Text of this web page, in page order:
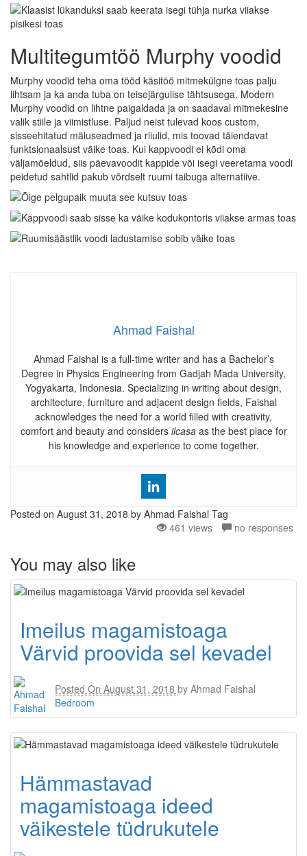
Multitegumtöö Murphy voodid
Murphy voodid teha oma tööd käsitöö mitmekülgne toas palju
lihtsam ja ka anda tuba on teisejärgulise tähtsusega. Modern
Murphy voodid on lihtne paigaldada ja on saadaval mitmekesine
valik stiile ja viimistluse. Paljud neist tulevad koos custom,
sisseehitatud mäluseadmed ja riiulid, mis toovad täiendavat
funktsionaalsust väike toas. Kui kappvoodi ei kõdi oma
väljamõeldud, siis päevavoodit kappide või isegi veeretama voodi
peidetud sahtlid pakub võrdselt ruumi taibuga alternatiive.
Ahmad Faishal
Ahmad Faishal is a full-time writer and has a Bachelor’s
Degree in Physics Engineering from Gadjah Mada University,
Yogyakarta, Indonesia. Specializing in writing about design,
architecture, furniture and adjacent design fields, Faishal
acknowledges the need for a world filled with creativity,
comfort and beauty and considers ilcasaas the best place for
his knowledge and experience to come together.
Posted on August 31, 2018 by Ahmad Faishal Tag
461 views
no responses
You may also like
Imeilus magamistoaga
Värvid proovida sel kevadel
Posted On August 31, 2018 by Ahmad Faishal
Bedroom
Hämmastavad
magamistoaga ideed
väikestele tüdrukutele